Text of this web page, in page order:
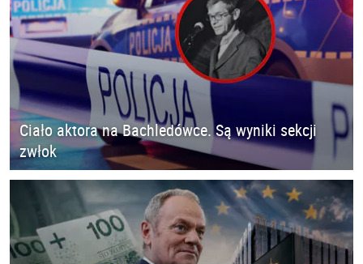
Ciało aktora na Bachledówce. Są wyniki sekcji
zwłok